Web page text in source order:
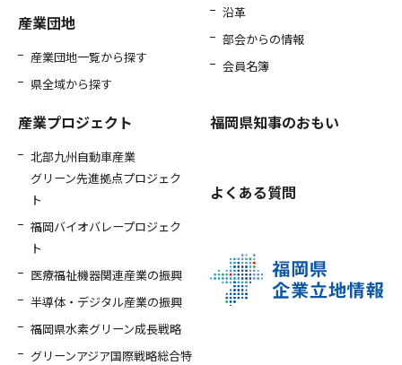
産業団地
産業団地一覧から探す
県全域から探す
産業プロジェクト
北部九州自動車産業
グリーン先進拠点プロジェク
ト
福岡バイオバレープロジェク
ト
医療福祉機器関連産業の振興
半導体・デジタル産業の振興
福岡県水素グリーン成長戦略
グリーンアジア国際戦略総合特
沿革
部会からの情報
会員名簿
福岡県知事のおもい
よくある質問